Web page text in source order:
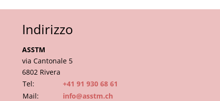
Indirizzo
ASSTM
via Cantonale 5
6802 Rivera
Tel:
+41 91 930 68 61
Mail:
info@asstm.ch